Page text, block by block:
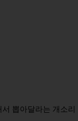
뽑아달라는 개소리